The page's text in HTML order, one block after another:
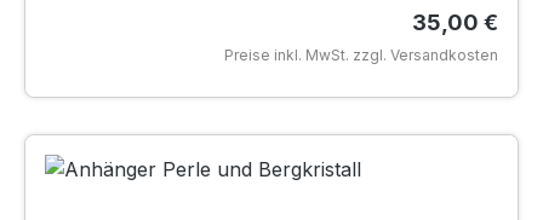
Regulärer
35,00 €
Preise inkl. MwSt. zzgl. Versandkosten